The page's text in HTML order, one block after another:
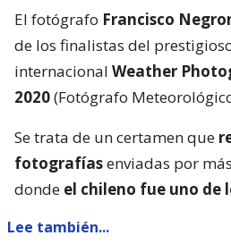
El fotógrafo Francisco
de los finalistas del
internacional Weather
2020(Fotógrafo
Se trata de un certamen que
fotografíasenviadas por
donde el chileno fue uno de
Lee también...